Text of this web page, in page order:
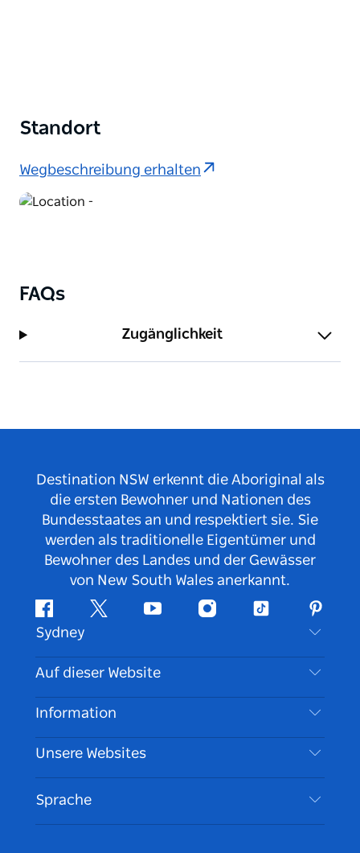
Standort
Wegbeschreibung erhalten
FAQs
Zugänglichkeit
Destination NSW erkennt die Aboriginal als
die ersten Bewohner und Nationen des
Bundesstaates an und respektiert sie. Sie
werden als traditionelle Eigentümer und
Bewohner des Landes und der Gewässer
von New South Wales anerkannt.
FacebookTwitter YouTubeInstagramTikTok
Sydney
Kontaktieren Sie uns
Haftungsausschluss
Cookie Notice
Auf dieser Website
Reiseziele
Aktivitäten
Veranstaltungen
Unterkunft
Information
Reiseinformationen
Barrierefreies Sydney
Tragen Sie Ihr Unternehmen ein
Unsere Websites
Sprache